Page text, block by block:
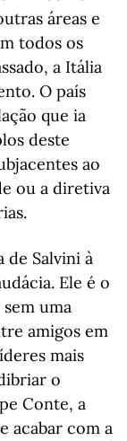
áreas e
todos os
a Itália
O país
que ia
deste
ao
ou a diretiva
de Salvini à
Ele é o
uma
amigos em
mais
o
Conte, a
acabar com a